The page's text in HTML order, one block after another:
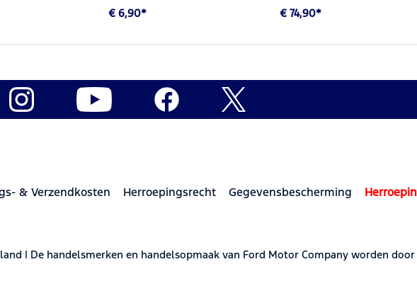
€ 6,90* € 74,90*
& Verzendkosten Herroepingsrecht Gegevensbescherming
| De handelsmerken en handelsopmaak van Ford Motor Company worden